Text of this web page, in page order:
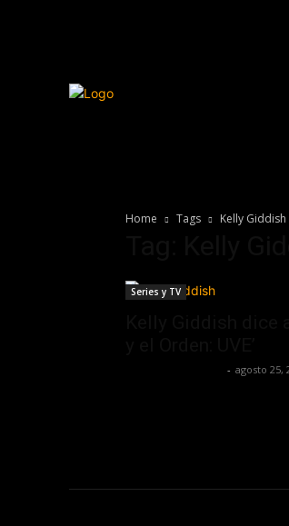
Home Tags Kelly Giddish
Series y TV
- agosto 25,